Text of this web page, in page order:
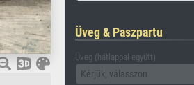
Üveg & Paszpartu
Üveg (hátlappal együtt)
Kérjük, válasszon